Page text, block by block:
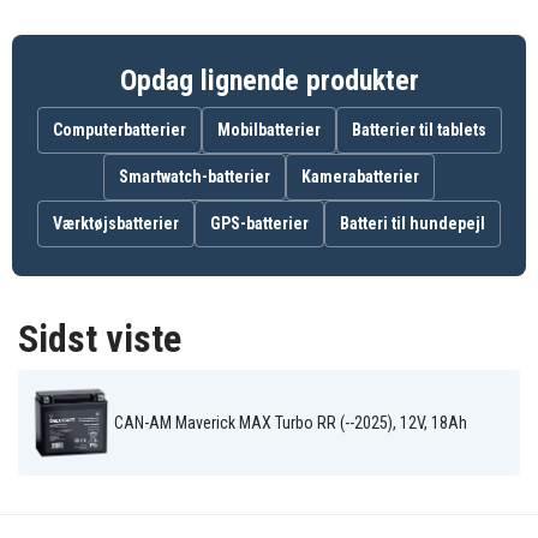
• Firehjulere
• Snescootere
• Terrængkøretøjer
• Vandscootere
Egenskaber
direkte fra pakken
avanceret AGM-teknologi
• Fleksibel montering i flere positioner, ikke kun
vertikalt
Opdag lignende produkter
Computerbatterier Mobilbatterier Batterier til tablets
Smartwatch-batterier Kamerabatterier
Værktøjsbatterier GPS-batterier Batteri til hundepejl
Sidst viste
CAN-AM Maverick MAX Turbo RR (--2025), 12V, 18Ah